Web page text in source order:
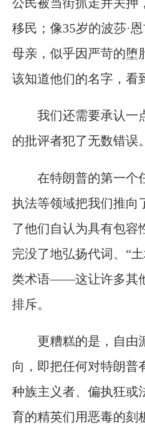
公民被当街抓走并关押
移民；像35岁的波莎·
母亲，似乎因严苛的堕
该知道他们的名字，看
我们还需要承认一
的批评者犯了无数错误。
在特朗普的第一个
执法等领域把我们推向
了他们自认为具有包
完没了地弘扬代词、“
类术语——这让许多其
排斥。
更糟糕的是，自由
向，即把任何对特朗普
种族主义者、偏执狂或
育的精英们用恶毒的刻